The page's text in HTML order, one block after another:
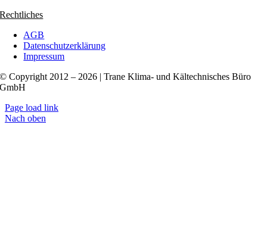
Rechtliches
AGB
Datenschutzerklärung
Impressum
© Copyright 2012 – 2026 | Trane Klima- und Kältechnisches Büro
GmbH
Page load link
Nach oben